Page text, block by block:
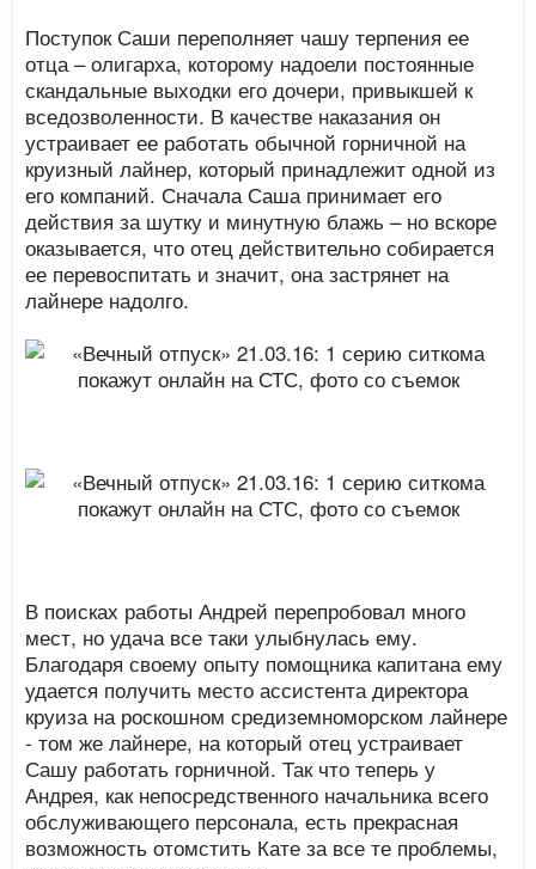
Поступок Саши переполняет чашу терпения ее
отца – олигарха, которому надоели постоянные
скандальные выходки его дочери, привыкшей к
вседозволенности. В качестве наказания он
устраивает ее работать обычной горничной на
круизный лайнер, который принадлежит одной из
его компаний. Сначала Саша принимает его
действия за шутку и минутную блажь – но вскоре
оказывается, что отец действительно собирается
ее перевоспитать и значит, она застрянет на
лайнере надолго.
В поисках работы Андрей перепробовал много
мест, но удача все таки улыбнулась ему.
Благодаря своему опыту помощника капитана ему
удается получить место ассистента директора
круиза на роскошном средиземноморском лайнере
- том же лайнере, на который отец устраивает
Сашу работать горничной. Так что теперь у
Андрея, как непосредственного начальника всего
обслуживающего персонала, есть прекрасная
возможность отомстить Кате за все те проблемы,